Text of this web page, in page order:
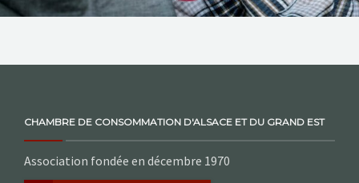
CHAMBRE DE CONSOMMATION D'ALSACE ET DU GRAND EST
Association fondée en décembre 1970